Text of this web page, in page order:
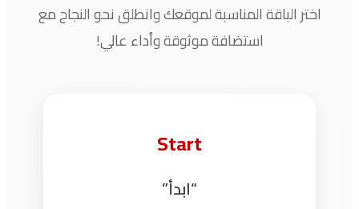
اختر الباقة المناسبة لموقعك وانطلق نحو النجاح مع
استضافة موثوقة وأداء عالي!
Start
“ابدأ”